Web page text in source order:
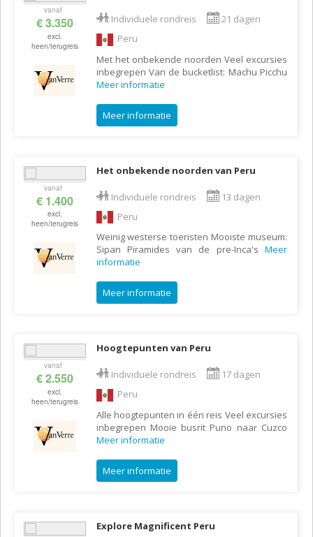
vanaf
€ 3.350
excl.
heen/terugreis
Individuele rondreis
21 dagen
Peru
Met het onbekende noorden Veel excursies
inbegrepen Van de bucketlist: Machu Picchu
Meer informatie
Meer informatie
vanaf
€ 1.400
excl.
heen/terugreis
Het onbekende noorden van Peru
Individuele rondreis
13 dagen
Peru
Weinig westerse toeristen Mooiste museum:
Sipan Piramides van de pre-Inca's Meer
informatie
Meer informatie
vanaf
€ 2.550
excl.
heen/terugreis
Hoogtepunten van Peru
Individuele rondreis
17 dagen
Peru
Alle hoogtepunten in één reis Veel excursies
inbegrepen Mooie busrit Puno naar Cuzco
Meer informatie
Meer informatie
Explore Magnificent Peru